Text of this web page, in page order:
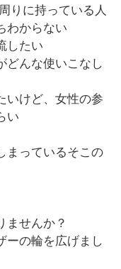
りに持っている人
わからない
したい
どんな使いこなし
いけど、女性の参
い
まっているそこの
ませんか？
ーの輪を広げまし